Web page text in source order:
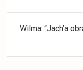
entradas
Wilma: “Jach’a